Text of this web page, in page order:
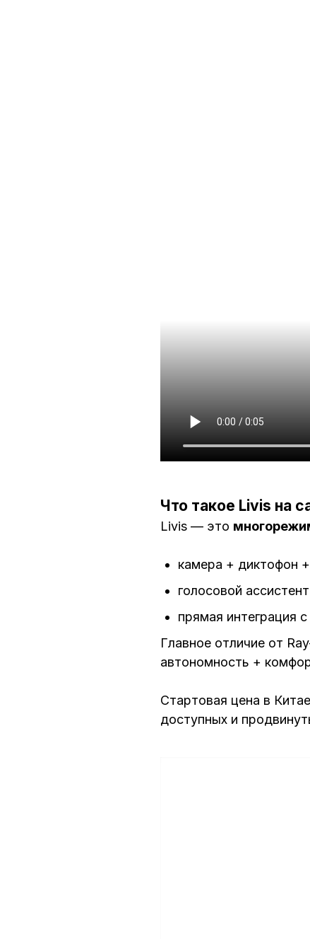
Что такое Livis на
Livis — это
камера + диктофон
голосовой
прямая интеграция
Главное отличие от
автономность +
Стартовая цена в
доступных и